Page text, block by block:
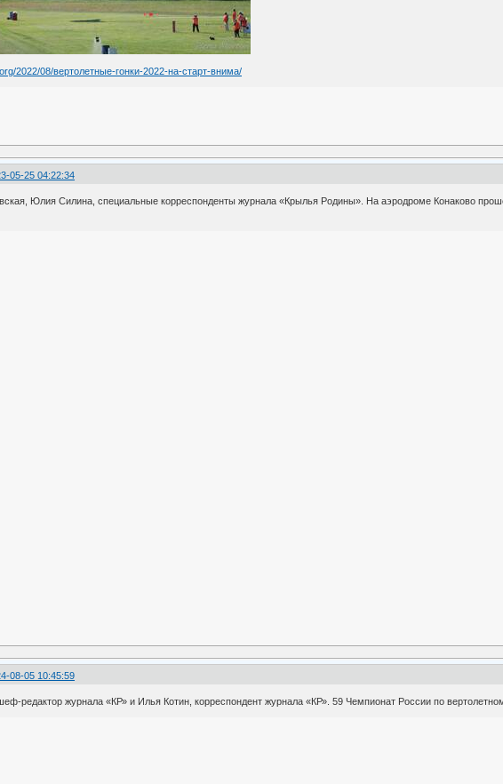
2022/08/вертолетные-гонки-2022-на-старт-внима/
05-25 04:22:34
Юлия Силина, специальные корреспонденты журнала «Крылья Родины». На аэродроме Конаково
08-05 10:45:59
редактор журнала «КР» и Илья Котин, корреспондент журнала «КР». 59 Чемпионат России по